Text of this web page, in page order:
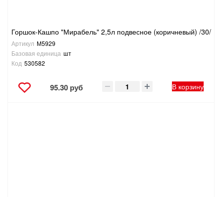
Горшок-Кашпо "Мирабель" 2,5л подвесное (коричневый) /30/
Артикул М5929
Базовая единица шт
Код 530582
95.30 руб В корзину